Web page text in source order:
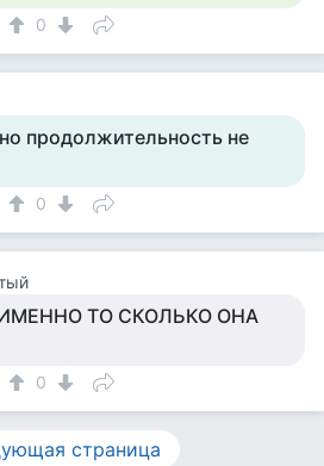
0
продолжительность не
0
ТО СКОЛЬКО ОНА
0
страница